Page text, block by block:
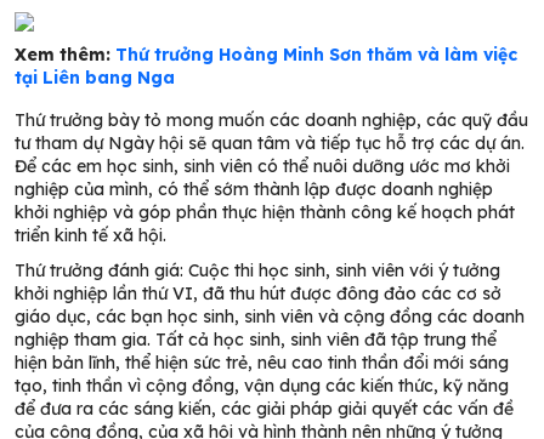
Xem thêm: Thứ trưởng Hoàng Minh Sơn thăm và làm việc
tại Liên bang Nga
Thứ trưởng bày tỏ mong muốn các doanh nghiệp, các quỹ đầu
tư tham dự Ngày hội sẽ quan tâm và tiếp tục hỗ trợ các dự án.
Để các em học sinh, sinh viên có thể nuôi dưỡng ước mơ khởi
nghiệp của mình, có thể sớm thành lập được doanh nghiệp
khởi nghiệp và góp phần thực hiện thành công kế hoạch phát
triển kinh tế xã hội.
Thứ trưởng đánh giá: Cuộc thi học sinh, sinh viên với ý tưởng
khởi nghiệp lần thứ VI, đã thu hút được đông đảo các cơ sở
giáo dục, các bạn học sinh, sinh viên và cộng đồng các doanh
nghiệp tham gia. Tất cả học sinh, sinh viên đã tập trung thể
hiện bản lĩnh, thể hiện sức trẻ, nêu cao tinh thần đổi mới sáng
tạo, tinh thần vì cộng đồng, vận dụng các kiến thức, kỹ năng
để đưa ra các sáng kiến, các giải pháp giải quyết các vấn đề
của cộng đồng, của xã hội và hình thành nên những ý tưởng